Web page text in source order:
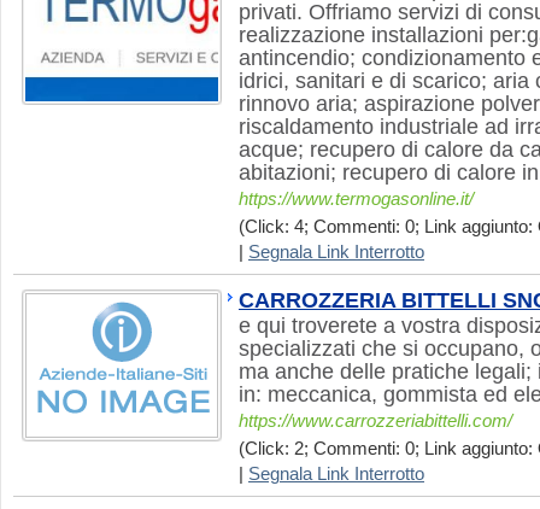
privati. Offriamo servizi di
realizzazione installazioni
antincendio; condizionamento
idrici, sanitari e di scarico; aria
rinnovo aria; aspirazione
riscaldamento industriale ad
acque; recupero di calore da
abitazioni; recupero di calore
https://www.termogasonline.it/
(Click: 4; Commenti: 0; Link aggiunto:
Segnala Link Interrotto
CARROZZERIA BITTELLI
e qui troverete a vostra
specializzati che si occupano,
ma anche delle pratiche
in: meccanica, gommista ed
https://www.carrozzeriabittelli.com/
(Click: 2; Commenti: 0; Link aggiunto:
Segnala Link Interrotto